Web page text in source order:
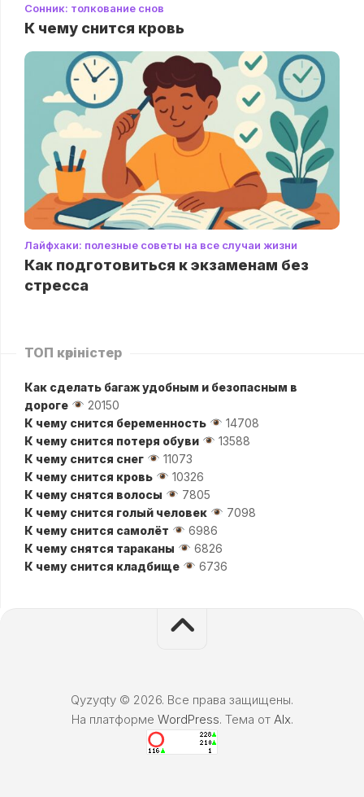
Сонник: толкование снов
К чему снится кровь
Лайфхаки: полезные советы на все случаи жизни
Как подготовиться к экзаменам без
стресса
ТОП көріністер
Как сделать багаж удобным и безопасным в
дороге
20150
К чему снится беременность
14708
К чему снится потеря обуви
13588
К чему снится снег
11073
К чему снится кровь
10326
К чему снятся волосы
7805
К чему снится голый человек
7098
К чему снится самолёт
6986
К чему снятся тараканы
6826
К чему снится кладбище
6736
Qyzyqty © 2026. Все права защищены.
На платформе WordPress. Тема от Alx.